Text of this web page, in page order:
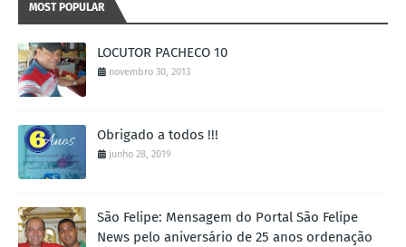
MOST POPULAR
LOCUTOR PACHECO 10
novembro 30, 2013
Obrigado a todos !!!
junho 28, 2019
São Felipe: Mensagem do Portal São Felipe
News pelo aniversário de 25 anos ordenação